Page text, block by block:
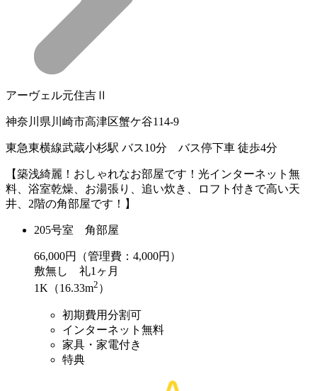
アーヴェル元住吉Ⅱ
神奈川県川崎市高津区蟹ケ谷114-9
東急東横線武蔵小杉駅 バス10分 バス停下車 徒歩4分
【築浅綺麗！おしゃれなお部屋です！光インターネット無
料、浴室乾燥、お湯張り、追い炊き、ロフト付きで高い天
井、2階の角部屋です！】
205号室 角部屋
66,000円（管理費：4,000円）
敷無し 礼1ヶ月
1K（16.33m2 ）
初期費用分割可
インターネット無料
家具・家電付き
特典